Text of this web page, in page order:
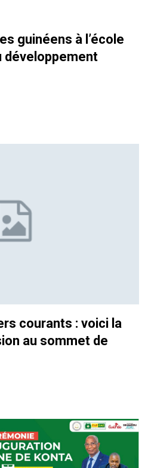
guinéens à l’école
développement
courants : voici la
au sommet de